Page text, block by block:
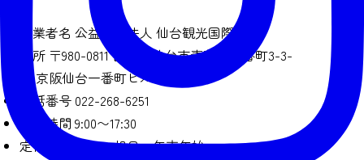
事業者名 公益財団法人 仙台観光国際協会
住所 〒980-0811 宮城県仙台市青葉区一番町3-3-
20 京阪仙台一番町ビル6階
電話番号 022-268-6251
営業時間 9:00〜17:30
定休日
土・日・祝日・年末年始